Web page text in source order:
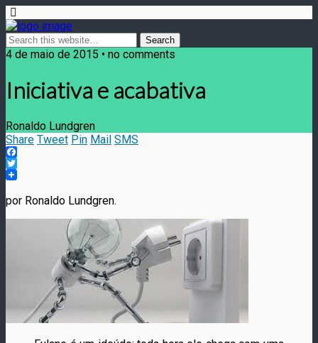
4 de maio de 2015 • no comments
Iniciativa e acabativa
Ronaldo Lundgren
Share Tweet Pin Mail SMS
Facebook
Twitter
por Ronaldo Lundgren.